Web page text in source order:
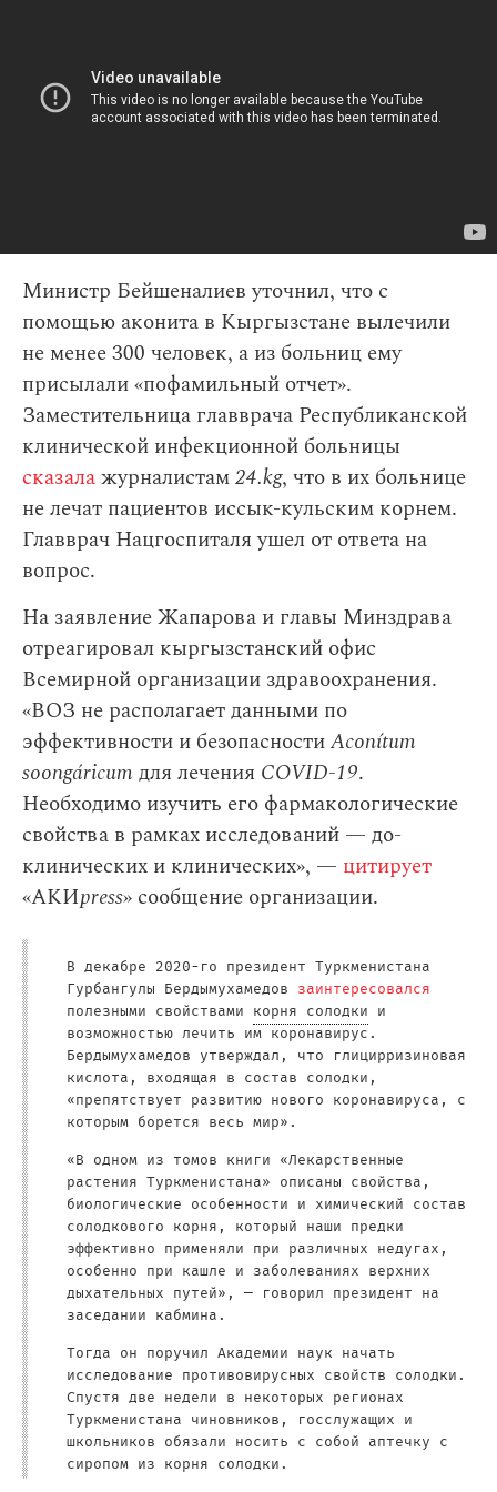
Министр Бейшеналиев уточнил, что с
помощью аконита в Кыргызстане вылечили
не менее 300 человек, а из больниц ему
присылали «пофамильный отчет».
Заместительница главврача Республиканской
клинической инфекционной больницы
сказалажурналистам24.kg, что в их больнице
не лечат пациентов иссык-кульским корнем.
Главврач Нацгоспиталя ушел от ответа на
вопрос.
На заявление Жапарова и главы Минздрава
отреагировал кыргызстанский офис
Всемирной организации здравоохранения.
«ВОЗ не располагает данными по
эффективности и безопасностиAconítum
soongáricumдля лечения COVID-19.
Необходимо изучить его фармакологические
свойства в рамках исследований — до-
клинических и клинических», — цитирует
«АКИpress» сообщение организации.
В декабре 2020-го президент Туркменистана
Гурбангулы Бердымухамедов заинтересовался
полезными свойствами корня солодки и
возможностью лечить им коронавирус.
Бердымухамедов утверждал, что глицирризиновая
кислота, входящая в состав солодки,
«препятствует развитию нового коронавируса, с
которым борется весь мир».
«В одном из томов книги «Лекарственные
растения Туркменистана» описаны свойства,
биологические особенности и химический состав
солодкового корня, который наши предки
эффективно применяли при различных недугах,
особенно при кашле и заболеваниях верхних
дыхательных путей», — говорил президент на
заседании кабмина.
Тогда он поручил Академии наук начать
исследование противовирусных свойств солодки.
Спустя две недели в некоторых регионах
Туркменистана чиновников, госслужащих и
школьников обязали носить с собой аптечку с
сиропом из корня солодки.